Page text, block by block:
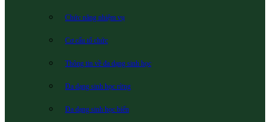
Chức năng nhiệm vụ
Cơ cấu tổ chức
Thông tin về đa dạng sinh học
Đa dạng sinh học rừng
Đa dạng sinh học biển